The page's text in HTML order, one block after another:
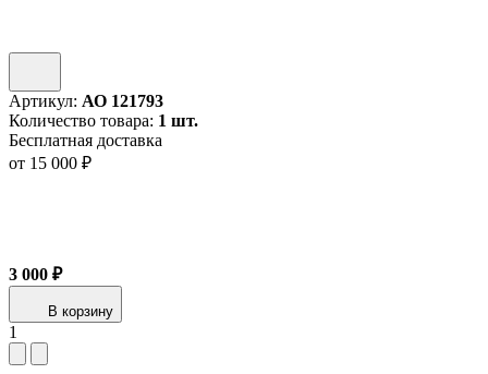
Артикул: АО 121793
Количество товара: 1 шт.
Бесплатная доставка
от 15 000 ₽
3 000 ₽
В корзину
1